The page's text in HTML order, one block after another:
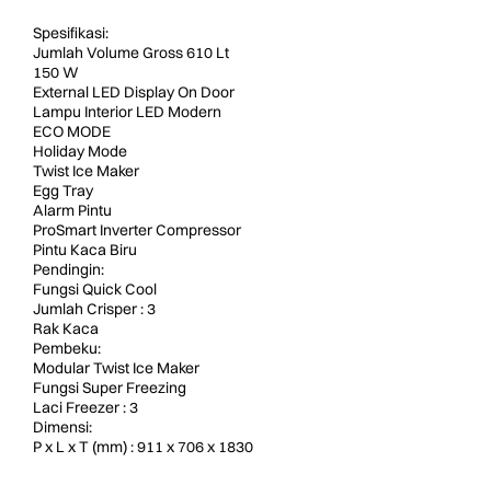
Spesifikasi:
Jumlah Volume Gross 610 Lt
150 W
External LED Display On Door
Lampu Interior LED Modern
ECO MODE
Holiday Mode
Twist Ice Maker
Egg Tray
Alarm Pintu
ProSmart Inverter Compressor
Pintu Kaca Biru
Pendingin:
Fungsi Quick Cool
Jumlah Crisper : 3
Rak Kaca
Pembeku:
Modular Twist Ice Maker
Fungsi Super Freezing
Laci Freezer : 3
Dimensi:
P x L x T (mm) : 911 x 706 x 1830